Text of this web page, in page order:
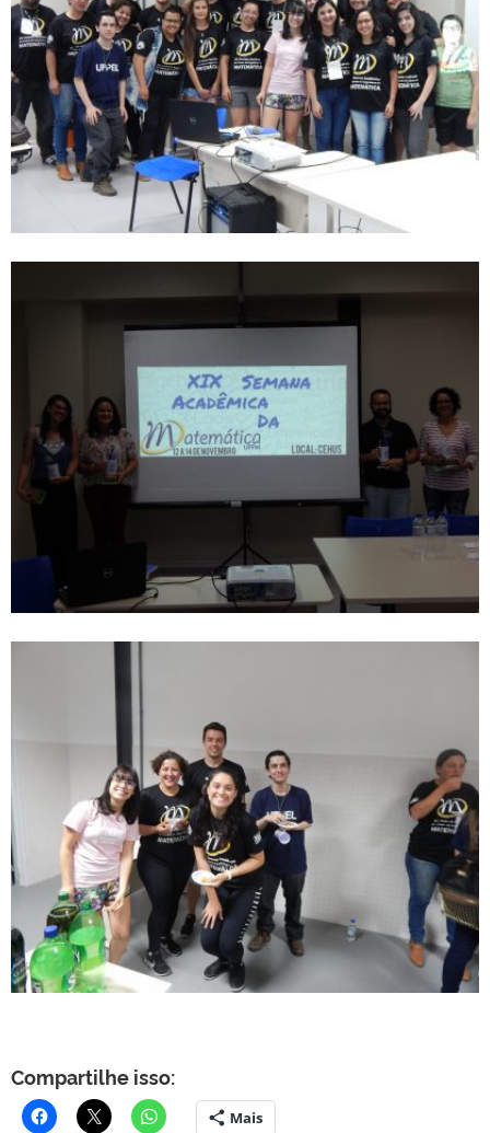
Compartilhe isso:
Mais